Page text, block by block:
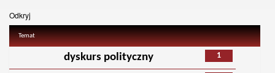
Odkryj
Temat
1
dyskurs polityczny